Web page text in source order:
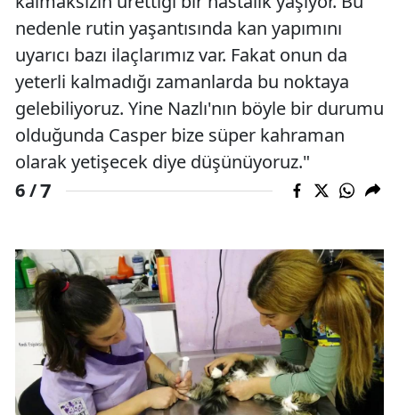
nedenle rutin yaşantısında kan yapımını
uyarıcı bazı ilaçlarımız var. Fakat onun da
yeterli kalmadığı zamanlarda bu noktaya
gelebiliyoruz. Yine Nazlı'nın böyle bir durumu
olduğunda Casper bize süper kahraman
olarak yetişecek diye düşünüyoruz."
6 /7